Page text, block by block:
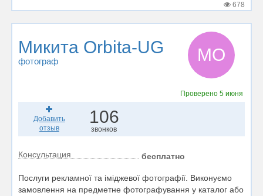
678
Микита Orbita-UG
фотограф МO
Проверено 5 июня
Добавить
отзыв
106
звонков
Консультация бесплатно
Послуги рекламної та іміджевої фотографії. Виконуємо
замовлення на предметне фотографування у каталог або